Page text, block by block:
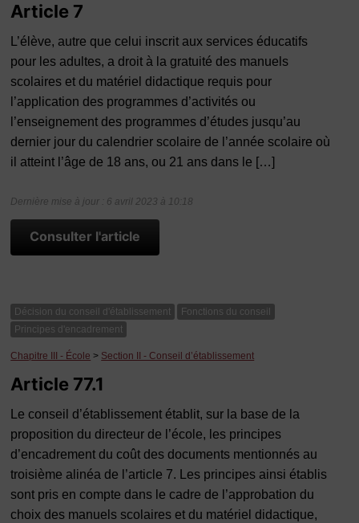
Article 7
L’élève, autre que celui inscrit aux services éducatifs
pour les adultes, a droit à la gratuité des manuels
scolaires et du matériel didactique requis pour
l’application des programmes d’activités ou
l’enseignement des programmes d’études jusqu’au
dernier jour du calendrier scolaire de l’année scolaire où
il atteint l’âge de 18 ans, ou 21 ans dans le […]
Dernière mise à jour : 6 avril 2023 à 10:18
Consulter l'article
Décision du conseil d'établissement
Fonctions du conseil
Principes d'encadrement
Chapitre III - École > Section II - Conseil d’établissement
Article 77.1
Le conseil d’établissement établit, sur la base de la
proposition du directeur de l’école, les principes
d’encadrement du coût des documents mentionnés au
troisième alinéa de l’article 7. Les principes ainsi établis
sont pris en compte dans le cadre de l’approbation du
choix des manuels scolaires et du matériel didactique,